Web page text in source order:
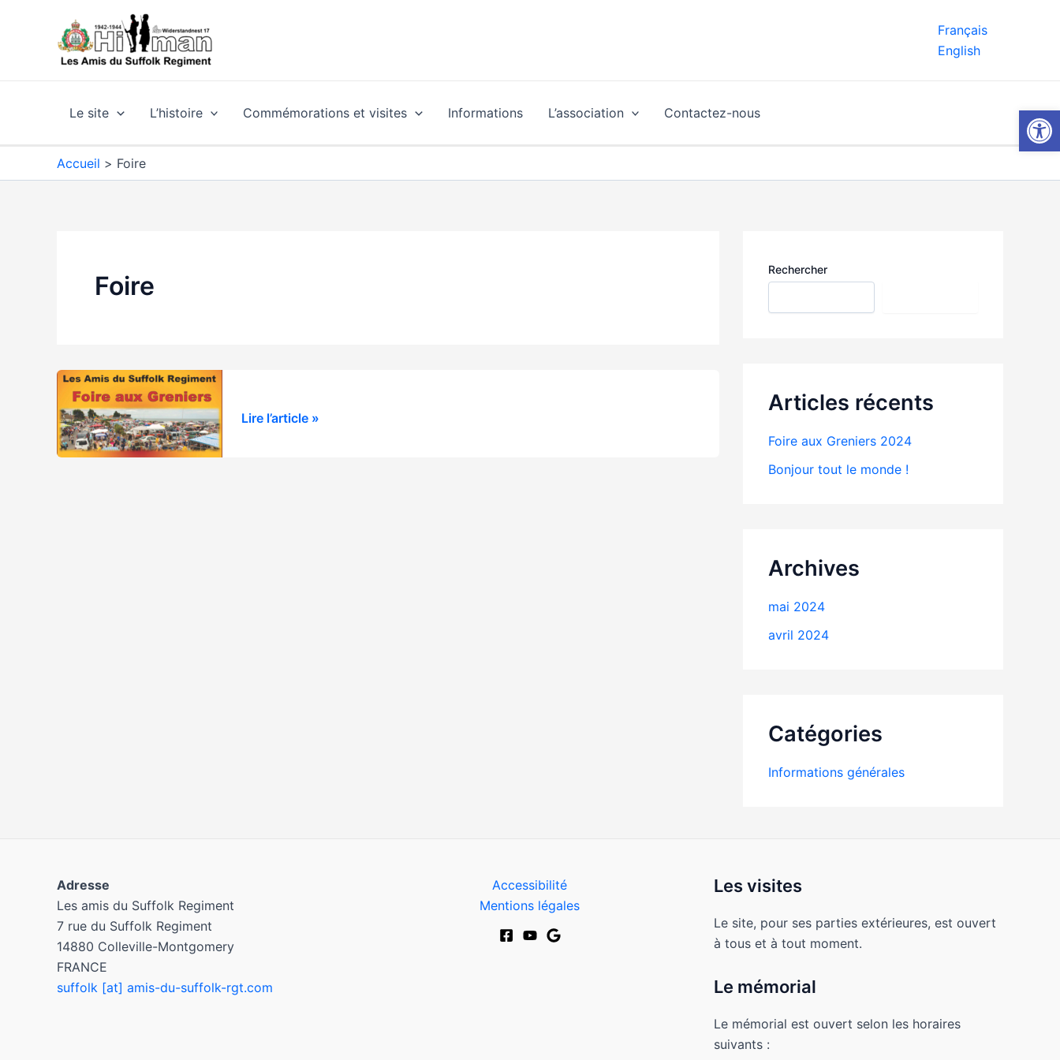
Ouvrir
Français
English
Le site L’histoire Commémorations et visites Informations L’association Contactez-nous
Accueil Foire
Foire
Foire
Lire l’article »
Rechercher
Articles récents
Foire aux Greniers 2024
Bonjour tout le monde !
Archives
mai 2024
avril 2024
Catégories
Informations générales
Adresse
Les amis du Suffolk Regiment
7 rue du Suffolk Regiment
14880 Colleville-Montgomery
FRANCE
suffolk [at] amis-du-suffolk-rgt.com
Accessibilité
Mentions légales
Les visites
Le site, pour ses parties extérieures, est ouvert
à tous et à tout moment.
Le mémorial
Le mémorial est ouvert selon les horaires
suivants :